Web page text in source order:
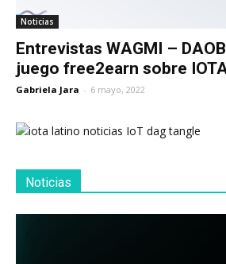
Noticias
Entrevistas WAGMI –
juego free2earn sobre
Gabriela Jara - 6 mayo, 2022
Noticias